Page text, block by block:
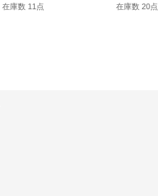
在庫数 11点 在庫数 20点